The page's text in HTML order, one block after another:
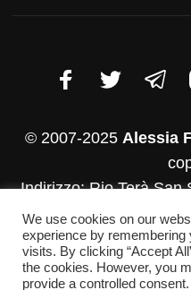
© 2007-2025 Alessia
Indirizzo: Rio Terà San
P.iva:
E-mail:
We use cookies on our
experience by remembering
visits. By clicking “Accept
the cookies. However, you
provide a controlled consent.